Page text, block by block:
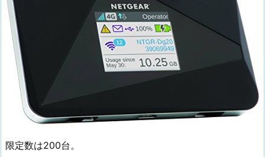
限定数は200台。